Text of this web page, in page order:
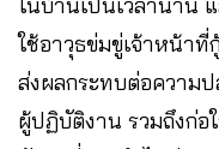
ใช้อาวุธข่มขู่เจ้าหน้าที่
ส่งผลกระทบต่อความ
ผู้ปฏิบัติงาน รวมถึงก่อ